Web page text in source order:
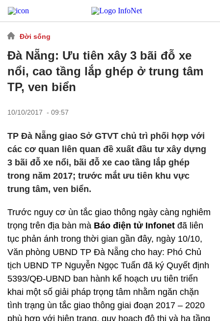
Đời sống
Đà Nẵng: Ưu tiên xây 3 bãi đỗ xe
nổi, cao tầng lắp ghép ở trung tâm
TP, ven biển
10/10/2017 - 09:57
TP Đà Nẵng giao Sở GTVT chủ trì phối hợp với
các cơ quan liên quan đề xuất đầu tư xây dựng
3 bãi đỗ xe nổi, bãi đỗ xe cao tầng lắp ghép
trong năm 2017; trước mắt ưu tiên khu vực
trung tâm, ven biển.
Trước nguy cơ ùn tắc giao thông ngày càng nghiêm
trọng trên địa bàn mà Báo điện tử Infonet đã liên
tục phản ánh trong thời gian gần đây, ngày 10/10,
Văn phòng UBND TP Đà Nẵng cho hay: Phó Chủ
tịch UBND TP Nguyễn Ngọc Tuấn đã ký Quyết định
5393/QĐ-UBND ban hành kế hoạch ưu tiên triển
khai một số giải pháp trọng tâm nhằm ngăn chặn
tình trạng ùn tắc giao thông giai đoạn 2017 – 2020
phù hợp với hiện trạng, quy hoạch đô thị và hạ tầng